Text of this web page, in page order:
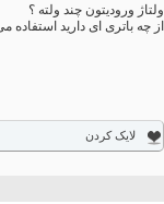
ولتاژ ورودیتون چند ولته ؟
از چه باتری ای دارید استفاده
لایک کردن